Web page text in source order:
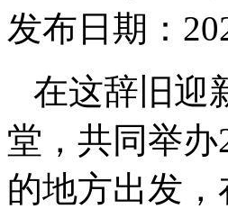
发布日期：
在这辞旧迎
堂，共同举
的地方出发